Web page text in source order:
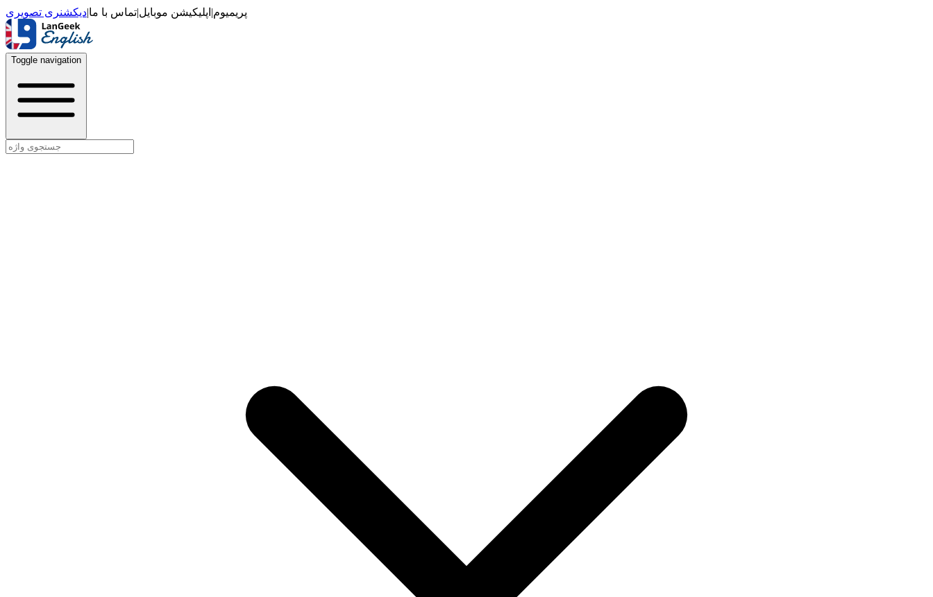
پریمیوم| اپلیکیشن موبایل|تماس با ما|دیکشنری تصویری
Toggle navigation